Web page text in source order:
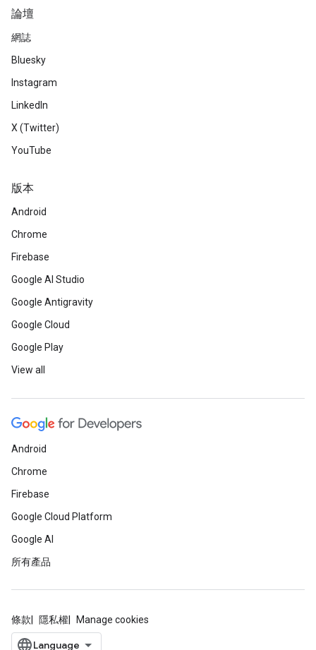
論壇
網誌
Bluesky
Instagram
LinkedIn
X (Twitter)
YouTube
版本
Android
Chrome
Firebase
Google AI Studio
Google Antigravity
Google Cloud
Google Play
View all
Android
Chrome
Firebase
Google Cloud Platform
Google AI
所有產品
條款 隱私權 Manage cookies